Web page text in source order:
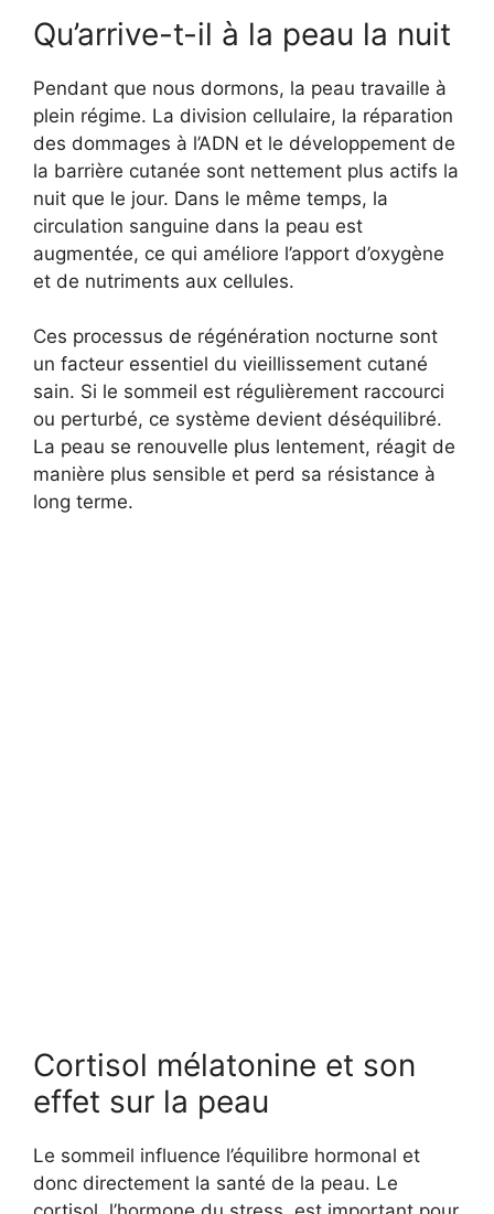
Qu’arrive-t-il à la peau la nuit
Pendant que nous dormons, la peau travaille à
plein régime. La division cellulaire, la réparation
des dommages à l’ADN et le développement de
la barrière cutanée sont nettement plus actifs la
nuit que le jour. Dans le même temps, la
circulation sanguine dans la peau est
augmentée, ce qui améliore l’apport d’oxygène
et de nutriments aux cellules.
Ces processus de régénération nocturne sont
un facteur essentiel du vieillissement cutané
sain. Si le sommeil est régulièrement raccourci
ou perturbé, ce système devient déséquilibré.
La peau se renouvelle plus lentement, réagit de
manière plus sensible et perd sa résistance à
long terme.
Cortisol mélatonine et son
effet sur la peau
Le sommeil influence l’équilibre hormonal et
donc directement la santé de la peau. Le